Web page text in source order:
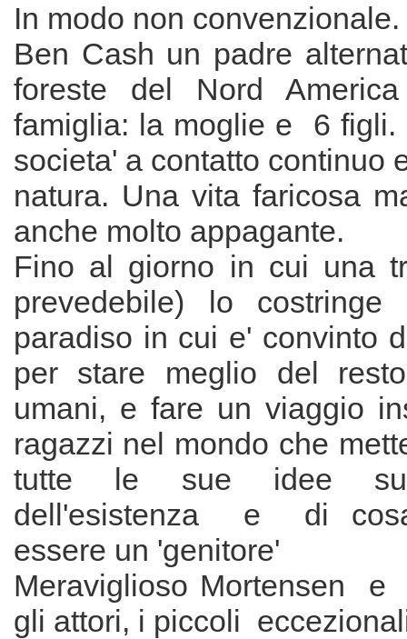
In modo non convenzionale.
Ben Cash un padre
foreste del Nord
famiglia: la moglie e 6 figli.
societa' a contatto continuo
natura. Una vita faricosa
anche molto appagante.
Fino al giorno in cui una
prevedebile) lo
paradiso in cui e' convinto
per stare meglio del
umani, e fare un viaggio
ragazzi nel mondo che
tutte le sue idee sul
dell'esistenza e di
essere un 'genitore'
Meraviglioso Mortensen e
gli attori, i piccoli